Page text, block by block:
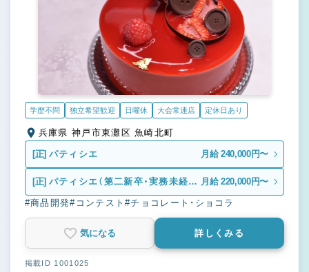
学歴不問 独立希望歓迎 日曜休 大会常連店 定休日あり
兵庫県 神戸市東灘区 魚崎北町
[正] パティシエ 月給 240,000円〜
[正] パティシエ（第二新卒・実務未経
験）
月給 220,000円〜
#商品開発#コンテスト#チョコレート・ショコラ
気になる 詳しくみる
掲載ID 1001025